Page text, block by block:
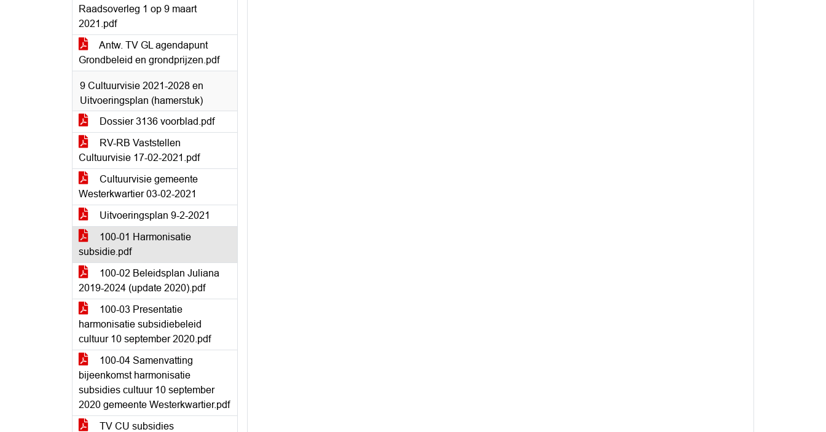
Raadsoverleg 1 op 9 maart
2021.pdf
Antw. TV GL agendapunt
Grondbeleid en grondprijzen.pdf
9 Cultuurvisie 2021-2028 en
Uitvoeringsplan (hamerstuk)
Dossier 3136 voorblad.pdf
RV-RB Vaststellen
Cultuurvisie 17-02-2021.pdf
Cultuurvisie gemeente
Westerkwartier 03-02-2021
Uitvoeringsplan 9-2-2021
100-01 Harmonisatie
subsidie.pdf
100-02 Beleidsplan Juliana
2019-2024 (update 2020).pdf
100-03 Presentatie
harmonisatie subsidiebeleid
cultuur 10 september 2020.pdf
100-04 Samenvatting
bijeenkomst harmonisatie
subsidies cultuur 10 september
2020 gemeente Westerkwartier.pdf
TV CU subsidies